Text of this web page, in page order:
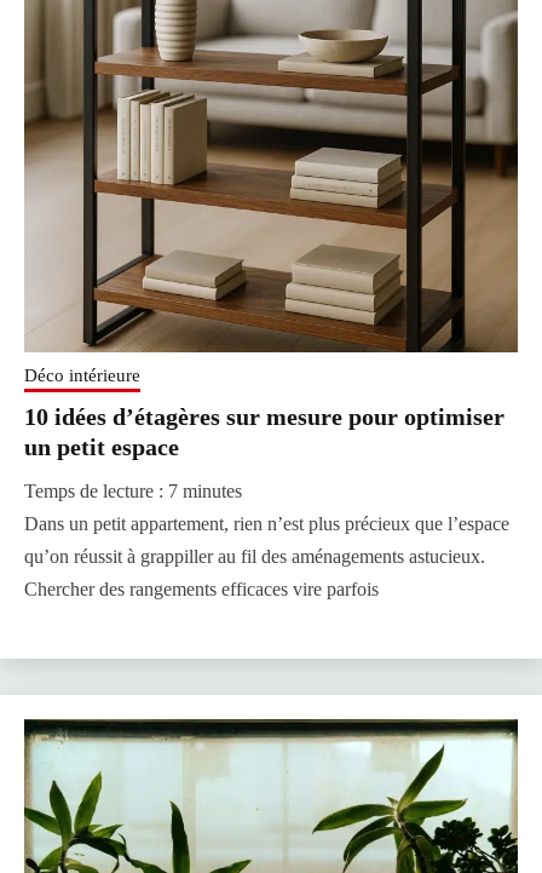
Déco intérieure
10 idées d’étagères sur mesure pour optimiser
un petit espace
Temps de lecture : 7 minutes
Dans un petit appartement, rien n’est plus précieux que l’espace
qu’on réussit à grappiller au fil des aménagements astucieux.
Chercher des rangements efficaces vire parfois